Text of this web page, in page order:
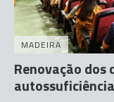
MADEIRA
Renovação